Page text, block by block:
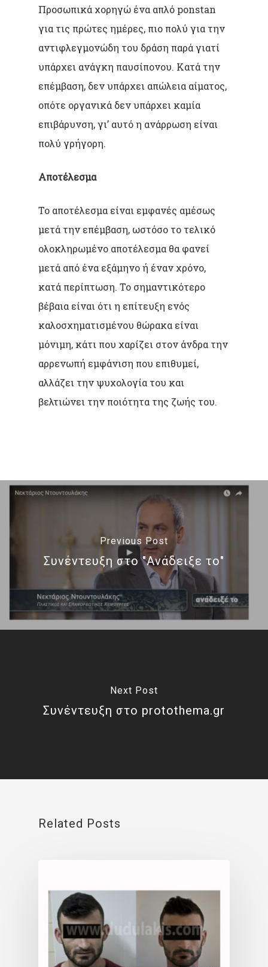
Προσωπικά χορηγώ ένα απλό ponstan
για τις πρώτες ημέρες, πιο πολύ για την
αντιφλεγμονώδη του δράση παρά γιατί
υπάρχει ανάγκη παυσίπονου. Κατά την
επέμβαση, δεν υπάρχει απώλεια αίματος,
οπότε οργανικά δεν υπάρχει καμία
επιβάρυνση, γι’ αυτό η ανάρρωση είναι
πολύ γρήγορη.
Αποτέλεσμα
Το αποτέλεσμα είναι εμφανές αμέσως
μετά την επέμβαση, ωστόσο το τελικό
ολοκληρωμένο αποτέλεσμα θα φανεί
μετά από ένα εξάμηνο ή έναν χρόνο,
κατά περίπτωση. Το σημαντικότερο
βέβαια είναι ότι η επίτευξη ενός
καλοσχηματισμένου θώρακα είναι
μόνιμη, κάτι που χαρίζει στον άνδρα την
αρρενωπή εμφάνιση που επιθυμεί,
αλλάζει την ψυχολογία του και
βελτιώνει την ποιότητα της ζωής του.
Previous Post
Συνέντευξη στο "Ανάδειξε το"
Next Post
Συνέντευξη στο protothema.gr
Related Posts